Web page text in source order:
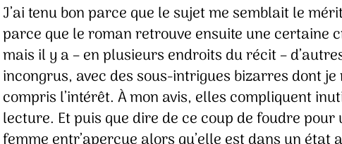
J’ai tenu bon parce que le sujet me semblait le
parce que le roman retrouve ensuite une certaine
mais il y a – en plusieurs endroits du récit –
incongrus, avec des sous-intrigues bizarres dont je
compris l’intérêt. À mon avis, elles compliquent
lecture. Et puis que dire de ce coup de foudre pour